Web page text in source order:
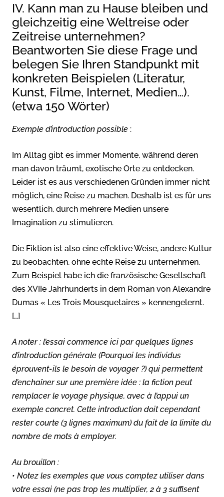
IV. Kann man zu Hause bleiben und
gleichzeitig eine Weltreise oder
Zeitreise unternehmen?
Beantworten Sie diese Frage und
belegen Sie Ihren Standpunkt mit
konkreten Beispielen (Literatur,
Kunst, Filme, Internet, Medien…).
(etwa 150 Wörter)
Exemple d’introduction possible :
Im Alltag gibt es immer Momente, während deren
man davon träumt, exotische Orte zu entdecken.
Leider ist es aus verschiedenen Gründen immer nicht
möglich, eine Reise zu machen. Deshalb ist es für uns
wesentlich, durch mehrere Medien unsere
Imagination zu stimulieren.
Die Fiktion ist also eine effektive Weise, andere Kultur
zu beobachten, ohne echte Reise zu unternehmen.
Zum Beispiel habe ich die französische Gesellschaft
des XVIIe Jahrhunderts in dem Roman von Alexandre
Dumas « Les Trois Mousquetaires » kennengelernt.
[…]
A noter : l’essai commence ici par quelques lignes
d’introduction générale (Pourquoi les individus
éprouvent-ils le besoin de voyager ?) qui permettent
d’enchaîner sur une première idée : la fiction peut
remplacer le voyage physique, avec à l’appui un
exemple concret. Cette introduction doit cependant
rester courte (3 lignes maximum) du fait de la limite du
nombre de mots à employer.
Au brouillon :
• Notez les exemples que vous comptez utiliser dans
votre essai (ne pas trop les multiplier, 2 à 3 suffisent